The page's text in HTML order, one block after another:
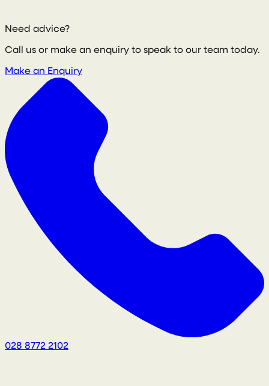
Need advice?
Call us or make an enquiry to speak to our team today.
Make an Enquiry
028 8772 2102